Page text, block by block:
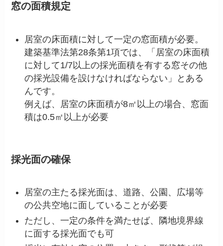
窓の面積規定
居室の床面積に対して一定の窓面積が必要。
建築基準法第28条第1項では、「居室の床面積
に対して1/7以上の採光面積を有する窓その他
の採光設備を設けなければならない」とある
んです。
例えば、居室の床面積が8㎡以上の場合、窓面
積は0.5㎡以上が必要
採光面の確保
居室の主たる採光面は、道路、公園、広場等
の公共空地に面していることが必要
ただし、一定の条件を満たせば、隣地境界線
に面する採光面でも可